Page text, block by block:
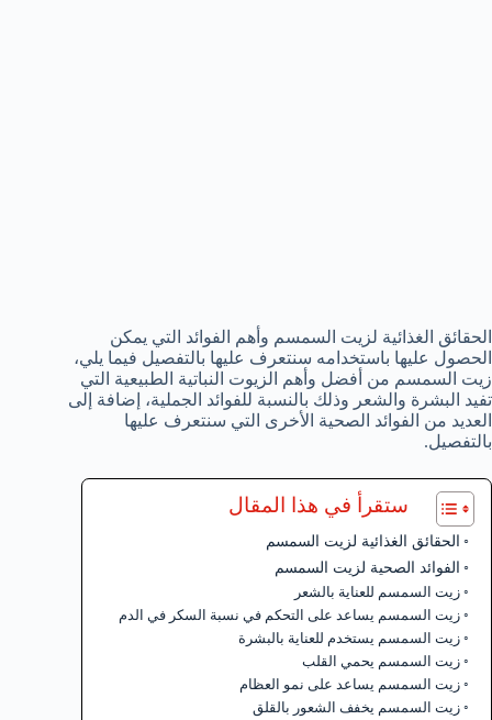
الحقائق الغذائية لزيت السمسم وأهم الفوائد التي يمكن
الحصول عليها باستخدامه سنتعرف عليها بالتفصيل فيما يلي،
زيت السمسم من أفضل وأهم الزيوت النباتية الطبيعية التي
تفيد البشرة والشعر وذلك بالنسبة للفوائد الجملية، إضافة إلى
العديد من الفوائد الصحية الأخرى التي سنتعرف عليها
بالتفصيل.
ستقرأ في هذا المقال
الحقائق الغذائية لزيت السمسم
الفوائد الصحية لزيت السمسم
زيت السمسم للعناية بالشعر
زيت السمسم يساعد على التحكم في نسبة السكر في الدم
زيت السمسم يستخدم للعناية بالبشرة
زيت السمسم يحمي القلب
زيت السمسم يساعد على نمو العظام
زيت السمسم يخفف الشعور بالقلق